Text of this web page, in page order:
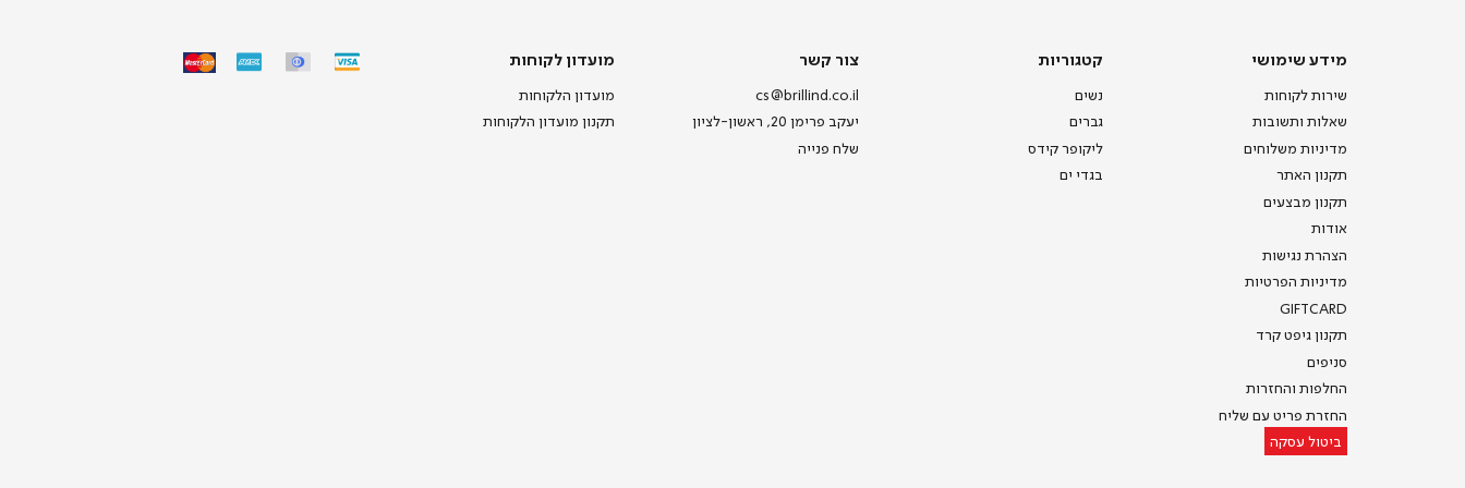
מידע
מידע שימושי
שירות לקוחות
שאלות ותשובות
מדיניות משלוחים
תקנון האתר
תקנון מבצעים
אודות
הצהרת נגישות
מדיניות הפרטיות
GIFTCARD
תקנון גיפט קרד
סניפים
החלפות והחזרות
החזרת פריט עם שליח
ביטול עסקה
קטגוריות
קטגוריות
נשים
גברים
ליקופר קידס
בגדי ים
צור
צור קשר
cs@brillind.co.il
יעקב פרימן 20, ראשון-לציון
שלח פנייה
מועדון
מועדון לקוחות
מועדון הלקוחות
תקנון מועדון הלקוחות